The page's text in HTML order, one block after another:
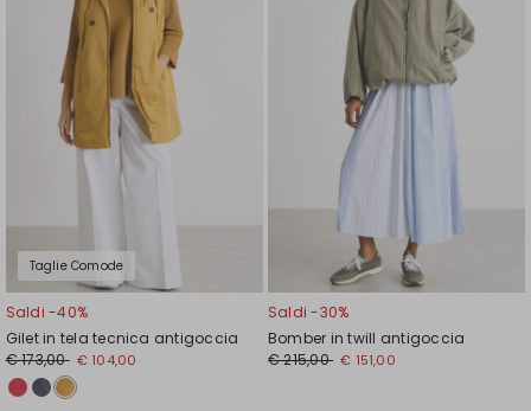
Taglie Comode
Saldi -40%
Gilet in tela tecnica antigoccia
€ 173,00 € 104,00
Saldi -30%
Bomber in twill antigoccia
€ 215,00 € 151,00